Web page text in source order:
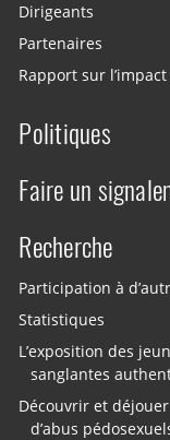
Dirigeants
Partenaires
Rapport sur
Politiques
Faire un
Recherche
Participation à
Statistiques
L’exposition des
sanglantes
Découvrir et
d’abus